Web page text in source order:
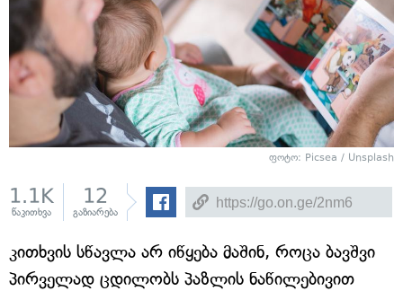
ფოტო: Picsea / Unsplash
1.1K
წაკითხვა
12
გაზიარება
კითხვის სწავლა არ იწყება მაშინ, როცა ბავშვი
პირველად ცდილობს პაზლის ნაწილებივით